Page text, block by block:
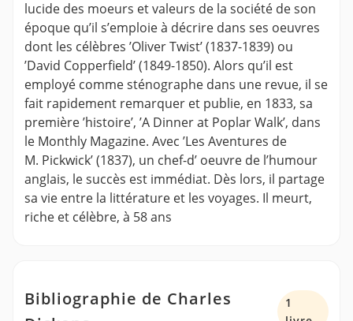
lucide des moeurs et valeurs de la société de son
époque qu’il s’emploie à décrire dans ses oeuvres
dont les célèbres ’Oliver Twist’ (1837-1839) ou
’David Copperfield’ (1849-1850). Alors qu’il est
employé comme sténographe dans une revue, il se
fait rapidement remarquer et publie, en 1833, sa
première ’histoire’, ’A Dinner at Poplar Walk’, dans
le Monthly Magazine. Avec ’Les Aventures de
M. Pickwick’ (1837), un chef-d’ oeuvre de l’humour
anglais, le succès est immédiat. Dès lors, il partage
sa vie entre la littérature et les voyages. Il meurt,
riche et célèbre, à 58 ans
Bibliographie de Charles
1